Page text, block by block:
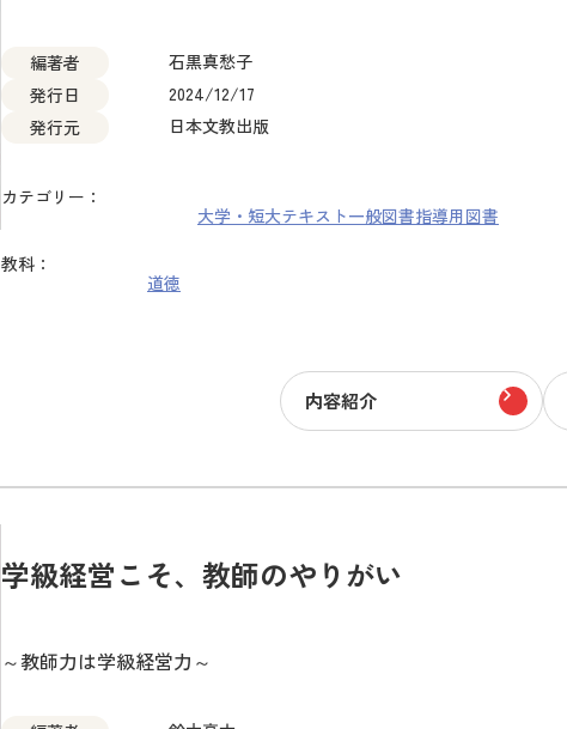
編著者 石黒真愁子
発行日
2024/12/17
発行元
日本文教出版
カテゴリー：
大学・短大テキスト一般図書指導用図書
教科：
道徳
内容紹介
学級経営こそ、教師のやりがい
～教師力は学級経営力～